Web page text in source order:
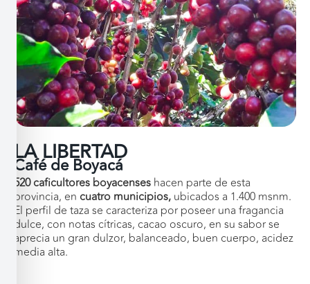
LA LIBERTAD
Café de Boyacá
520 caficultores boyacenses hacen parte de esta
provincia, en cuatro municipios, ubicados a 1.400 msnm.
El perfil de taza se caracteriza por poseer una fragancia
dulce, con notas cítricas, cacao oscuro, en su sabor se
aprecia un gran dulzor, balanceado, buen cuerpo, acidez
media alta.